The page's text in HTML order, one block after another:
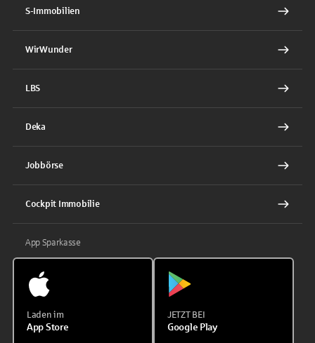
S-Immobilien
WirWunder
LBS
Deka
Jobbörse
Cockpit Immobilie
App Sparkasse
Laden im
App Store
JETZT BEI
Google Play